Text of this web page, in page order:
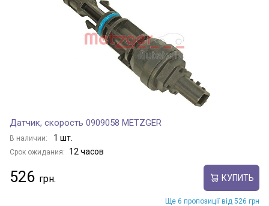
Датчик, скорость 0909058 METZGER
В наличии: 1 шт.
Срок ожидания: 12 часов
526 КУПИТЬ
Ще 6 пропозиції від 526 грн